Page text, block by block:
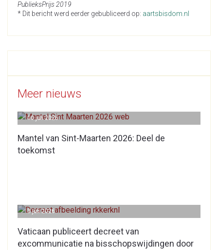
PublieksPrijs 2019
* Dit bericht werd eerder gebubliceerd op: aartsbisdom.nl
Meer nieuws
Mantel van Sint-Maarten 2026: Deel de
toekomst
10 juli 2026
Vaticaan publiceert decreet van
excommunicatie na bisschopswijdingen door
3 juli 2026